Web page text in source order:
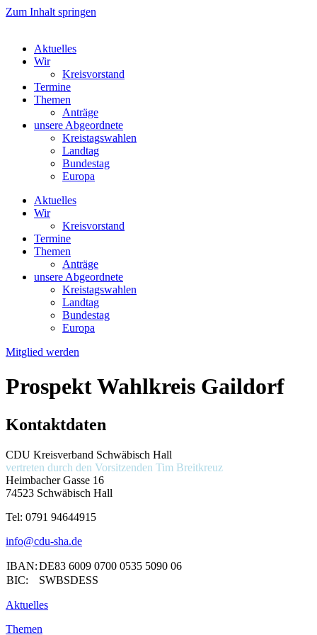
Zum Inhalt springen
Aktuelles
Wir
Kreisvorstand
Termine
Themen
Anträge
unsere Abgeordnete
Kreistagswahlen
Landtag
Bundestag
Europa
Aktuelles
Wir
Kreisvorstand
Termine
Themen
Anträge
unsere Abgeordnete
Kreistagswahlen
Landtag
Bundestag
Europa
Mitglied werden
Prospekt Wahlkreis Gaildorf
Kontaktdaten
CDU Kreisverband Schwäbisch Hall
vertreten durch den Vorsitzenden Tim Breitkreuz
Heimbacher Gasse 16
74523 Schwäbisch Hall
Tel: 0791 94644915
info@cdu-sha.de
IBAN:DE83 6009 0700 0535 5090 06
BIC:
SWBSDESS
Aktuelles
Themen